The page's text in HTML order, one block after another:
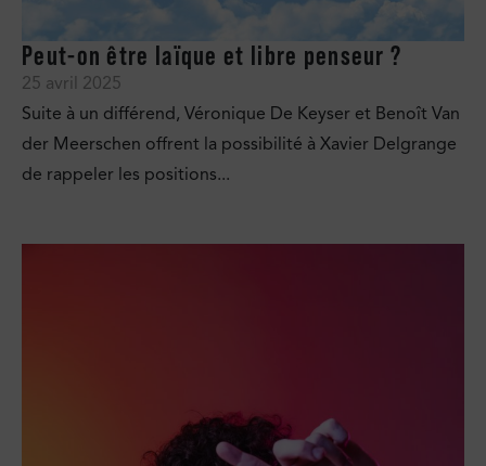
Peut-on être laïque et libre penseur ?
25 avril 2025
Suite à un différend, Véronique De Keyser et Benoît Van
der Meerschen offrent la possibilité à Xavier Delgrange
de rappeler les positions...